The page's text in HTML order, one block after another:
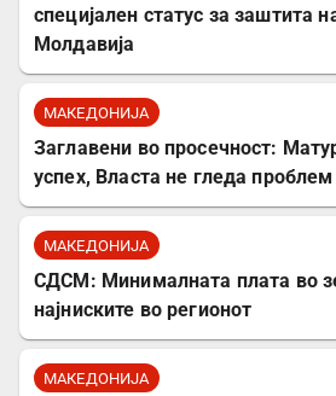
специјален статус за заштита
Молдавија
МАКЕДОНИЈА
Заглавени во просечност:
успех, Власта не гледа проблем
МАКЕДОНИЈА
СДСМ: Минималната плата во
најниските во регионот
МАКЕДОНИЈА